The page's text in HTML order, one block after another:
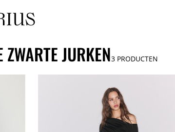
JURKEN3 PRODUCTEN